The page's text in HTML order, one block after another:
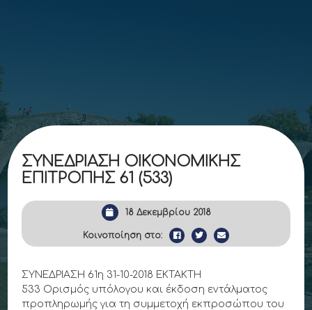
ΣΥΝΕΔΡΙΑΣΗ ΟΙΚΟΝΟΜΙΚΗΣ
ΕΠΙΤΡΟΠΗΣ 61 (533)
18 Δεκεμβρίου 2018
Κοινοποίηση στο:
ΣΥΝΕΔΡΙΑΣΗ 61η 31-10-2018 ΕΚΤΑΚΤΗ
533 Ορισμός υπόλογου και έκδοση εντάλματος
προπληρωμής για τη συμμετοχή εκπροσώπου του